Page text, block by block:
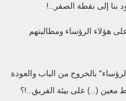
بنا إلى نقطة الصفر…!
هؤلاء الرؤساء ومطالبتهم
بالخروج من الباب والعودة
معين (…) على بيئة الفريق…!؟